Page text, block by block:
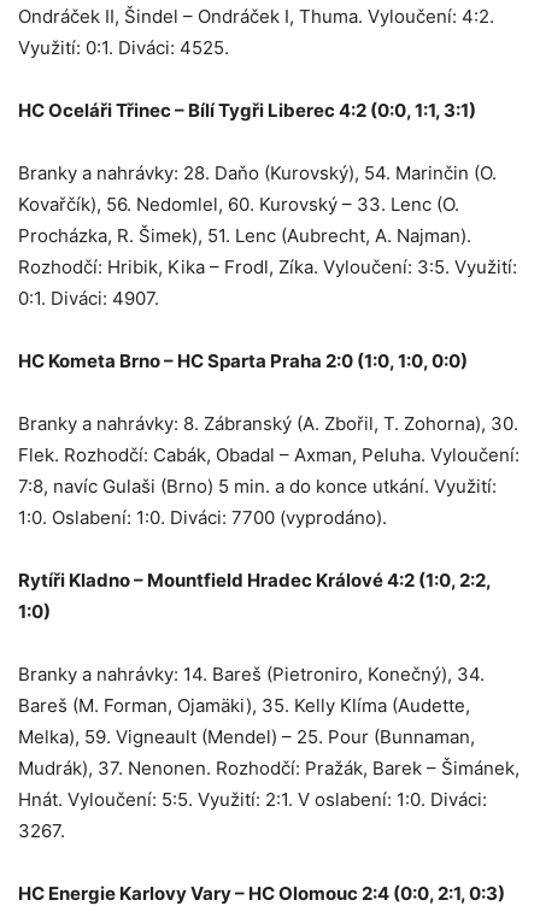
Ondráček II, Šindel – Ondráček I, Thuma. Vyloučení: 4:2.
Využití: 0:1. Diváci: 4525.
HC Oceláři Třinec – Bílí Tygři Liberec 4:2 (0:0, 1:1, 3:1)
Branky a nahrávky: 28. Daňo (Kurovský), 54. Marinčin (O.
Kovařčík), 56. Nedomlel, 60. Kurovský – 33. Lenc (O.
Procházka, R. Šimek), 51. Lenc (Aubrecht, A. Najman).
Rozhodčí: Hribik, Kika – Frodl, Zíka. Vyloučení: 3:5. Využití:
0:1. Diváci: 4907.
HC Kometa Brno – HC Sparta Praha 2:0 (1:0, 1:0, 0:0)
Branky a nahrávky: 8. Zábranský (A. Zbořil, T. Zohorna), 30.
Flek. Rozhodčí: Cabák, Obadal – Axman, Peluha. Vyloučení:
7:8, navíc Gulaši (Brno) 5 min. a do konce utkání. Využití:
1:0. Oslabení: 1:0. Diváci: 7700 (vyprodáno).
Rytíři Kladno – Mountfield Hradec Králové 4:2 (1:0, 2:2,
1:0)
Branky a nahrávky: 14. Bareš (Pietroniro, Konečný), 34.
Bareš (M. Forman, Ojamäki), 35. Kelly Klíma (Audette,
Melka), 59. Vigneault (Mendel) – 25. Pour (Bunnaman,
Mudrák), 37. Nenonen. Rozhodčí: Pražák, Barek – Šimánek,
Hnát. Vyloučení: 5:5. Využití: 2:1. V oslabení: 1:0. Diváci:
3267.
HC Energie Karlovy Vary – HC Olomouc 2:4 (0:0, 2:1, 0:3)